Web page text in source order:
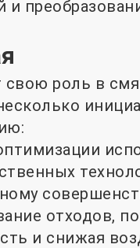
свою роль в
отходов,
и снижая